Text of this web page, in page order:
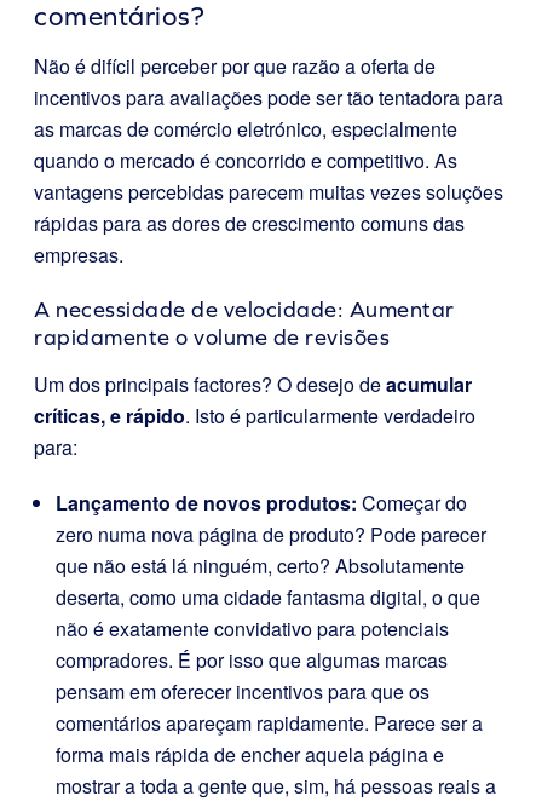
comentários?
Não é difícil perceber por que razão a oferta de
incentivos para avaliações pode ser tão tentadora para
as marcas de comércio eletrónico, especialmente
quando o mercado é concorrido e competitivo. As
vantagens percebidas parecem muitas vezes soluções
rápidas para as dores de crescimento comuns das
empresas.
A necessidade de velocidade: Aumentar
rapidamente o volume de revisões
Um dos principais factores? O desejo deacumular
críticas, e rápido. Isto é particularmente verdadeiro
para:
Lançamento de novos produtos: Começar do
zero numa nova página de produto? Pode parecer
que não está lá ninguém, certo? Absolutamente
deserta, como uma cidade fantasma digital, o que
não é exatamente convidativo para potenciais
compradores. É por isso que algumas marcas
pensam em oferecer incentivos para que os
comentários apareçam rapidamente. Parece ser a
forma mais rápida de encher aquela página e
mostrar a toda a gente que, sim, há pessoas reais a